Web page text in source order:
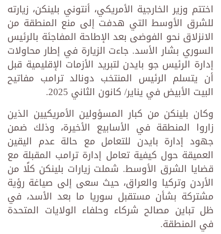
اختتم وزير الخارجية الأمريكي، أنتوني بلينكن، زيارته
للشرق الأوسط التي هدفت إلى منع المنطقة من
الانزلاق نحو الفوضى بعد الإطاحة المفاجئة بالرئيس
السوري بشار الأسد. جاءت الزيارة في إطار محاولات
إدارة الرئيس جو بايدن لتبريد الأزمات الإقليمية قبل
أن يتسلم الرئيس المنتخب دونالد ترامب مفاتيح
البيت الأبيض في يناير/ كانون الثاني 2025.
وكان بلينكن من كبار المسؤولين الأمريكيين الذين
زاروا المنطقة في الأسابيع الأخيرة، وذلك ضمن
جهود إدارة بايدن للتعامل مع حالة عدم اليقين
العميقة حول كيفية تعامل إدارة ترامب المقبلة مع
قضايا الشرق الأوسط. شملت زيارات بلينكن كلًا من
الأردن وتركيا والعراق، حيث سعى إلى صياغة رؤية
مشتركة بشأن مستقبل سوريا ما بعد الأسد، في
ظل تباين مصالح شركاء وحلفاء الولايات المتحدة
في المنطقة.